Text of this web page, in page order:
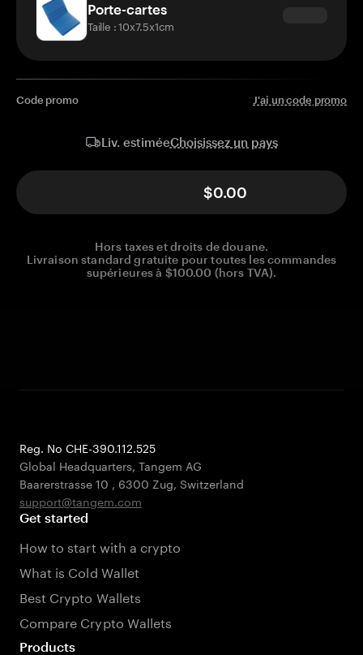
Porte-cartes
Taille : 10x7.5x1cm
Code promo J'ai un code promo
Liv. estiméeChoisissez un pays
$0.00
Hors taxes et droits de douane.
Livraison standard gratuite pour toutes les commandes
supérieures à $100.00 (hors TVA).
Reg. No CHE-390.112.525
Global Headquarters, Tangem AG
Baarerstrasse 10 , 6300 Zug, Switzerland
support@tangem.com
Get started
How to start with a crypto
What is Cold Wallet
Best Crypto Wallets
Compare Crypto Wallets
Products